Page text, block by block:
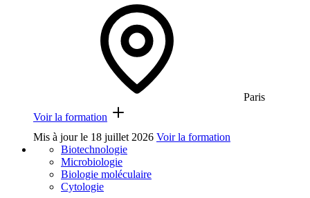
Paris
Voir la formation
Mis à jour le 18 juillet 2026 Voir la formation
Biotechnologie
Microbiologie
Biologie moléculaire
Cytologie